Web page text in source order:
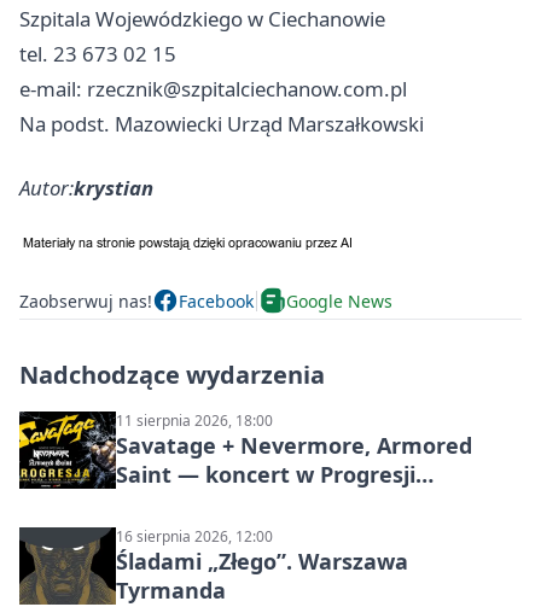
Szpitala Wojewódzkiego w Ciechanowie
tel. 23 673 02 15
e-mail: rzecznik@szpitalciechanow.com.pl
Na podst. Mazowiecki Urząd Marszałkowski
Autor:krystian
Zaobserwuj nas! Facebook Google News
Nadchodzące wydarzenia
11 sierpnia 2026, 18:00
Savatage + Nevermore, Armored
Saint — koncert w Progresji
16 sierpnia 2026, 12:00
Śladami „Złego”. Warszawa
Tyrmanda